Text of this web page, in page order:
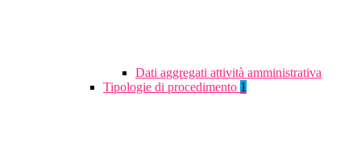
Dati aggregati attività amministrativa
Tipologie di procedimento 1